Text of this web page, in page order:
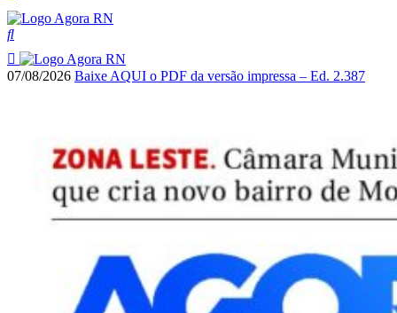
07/08/2026 Baixe AQUI o PDF da versão impressa – Ed. 2.387